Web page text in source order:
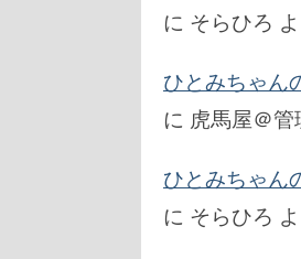
に そらひろ
ひとみちゃん
に 虎馬屋＠管
ひとみちゃん
に そらひろ